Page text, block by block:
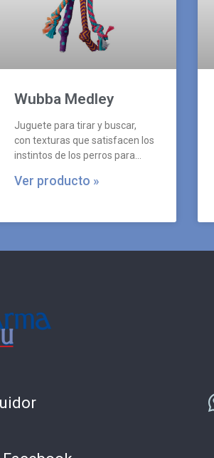
Wubba Medley
Juguete para tirar y buscar,
con texturas que satisfacen los
instintos de los perros para
Ver producto »